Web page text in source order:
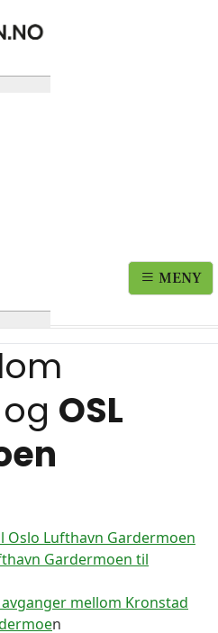
MENY
og OSL
Lufthavn Gardermoen
Gardermoen til
mellom Kronstad
n